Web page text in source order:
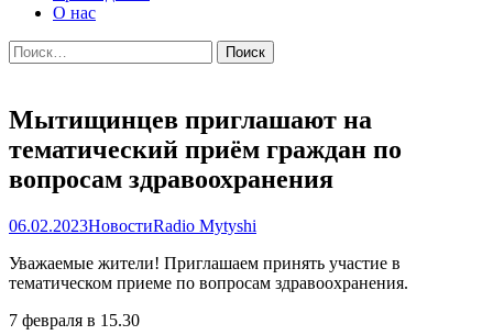
О нас
Найти:
Мытищинцев приглашают на
тематический приём граждан по
вопросам здравоохранения
06.02.2023НовостиRadio Mytyshi
Уважаемые жители! Приглашаем принять участие в
тематическом приеме по вопросам здравоохранения.
7 февраля в 15.30